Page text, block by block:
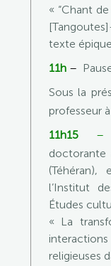
« “Chant
texte
11h –
Sous la
professeur à
11h15
doctorante
(Téhéran),
l’Institut
Études
« La
religieuses